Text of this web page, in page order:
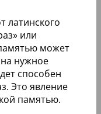
латинского
или
может
нужное
способен
Это явление
памятью.